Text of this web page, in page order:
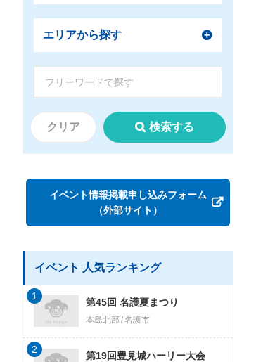
エリアから探す
クリア 検索する
イベント情報掲載申し込みフォーム
（外部サイト）
イベント 人気ランキング
第45回 名護夏まつり
本島北部 名護市
1
第19回豊見城ハーリー大会
2